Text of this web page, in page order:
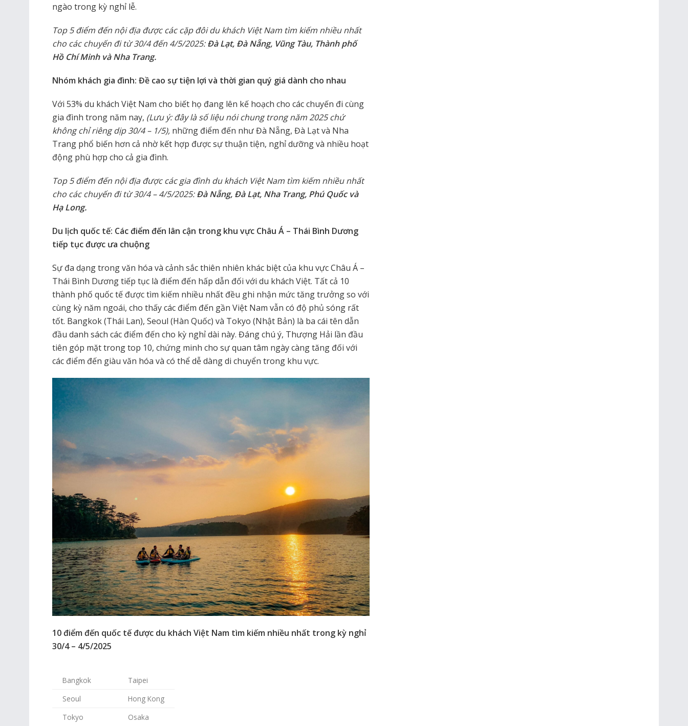
ngào trong kỳ nghỉ lễ.
Top 5 điểm đến nội địa được các cặp đôi du khách Việt Nam tìm kiếm nhiều nhất
cho các chuyến đi từ 30/4 đến 4/5/2025:Đà Lạt, Đà Nẵng, Vũng Tàu, Thành phố
Hồ Chí Minh và Nha Trang.
Nhóm khách gia đình: Đề cao sự tiện lợi và thời gian quý giá dành cho nhau
Với 53% du khách Việt Nam cho biết họ đang lên kế hoạch cho các chuyến đi cùng
gia đình trong năm nay, (Lưu ý: đây là số liệu nói chung trong năm 2025 chứ
không chỉ riêng dịp 30/4 – 1/5), những điểm đến như Đà Nẵng, Đà Lạt và Nha
Trang phổ biến hơn cả nhờ kết hợp được sự thuận tiện, nghỉ dưỡng và nhiều hoạt
động phù hợp cho cả gia đình.
Top 5 điểm đến nội địa được các gia đình du khách Việt Nam tìm kiếm nhiều nhất
cho các chuyến đi từ 30/4 – 4/5/2025:Đà Nẵng, Đà Lạt, Nha Trang, Phú Quốc và
Hạ Long.
Du lịch quốc tế: Các điểm đến lân cận trong khu vực Châu Á – Thái Bình Dương
tiếp tục được ưa chuộng
Sự đa dạng trong văn hóa và cảnh sắc thiên nhiên khác biệt của khu vực Châu Á –
Thái Bình Dương tiếp tục là điểm đến hấp dẫn đối với du khách Việt. Tất cả 10
thành phố quốc tế được tìm kiếm nhiều nhất đều ghi nhận mức tăng trưởng so với
cùng kỳ năm ngoái, cho thấy các điểm đến gần Việt Nam vẫn có độ phủ sóng rất
tốt. Bangkok (Thái Lan), Seoul (Hàn Quốc) và Tokyo (Nhật Bản) là ba cái tên dẫn
đầu danh sách các điểm đến cho kỳ nghỉ dài này. Đáng chú ý, Thượng Hải lần đầu
tiên góp mặt trong top 10, chứng minh cho sự quan tâm ngày càng tăng đối với
các điểm đến giàu văn hóa và có thể dễ dàng di chuyển trong khu vực.
10 điểm đến quốc tế được du khách Việt Nam tìm kiếm nhiều nhất trong kỳ nghỉ
30/4 – 4/5/2025
Bangkok
Taipei
Seoul
Hong Kong
Tokyo
Osaka